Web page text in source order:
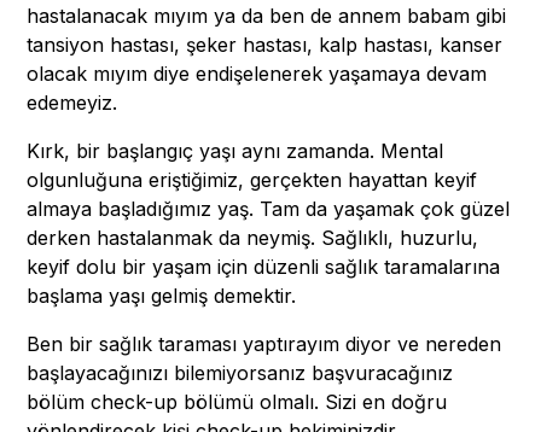
hastalanacak mıyım ya da ben de annem babam gibi
tansiyon hastası, şeker hastası, kalp hastası, kanser
olacak mıyım diye endişelenerek yaşamaya devam
edemeyiz.
Kırk, bir başlangıç yaşı aynı zamanda. Mental
olgunluğuna eriştiğimiz, gerçekten hayattan keyif
almaya başladığımız yaş. Tam da yaşamak çok güzel
derken hastalanmak da neymiş. Sağlıklı, huzurlu,
keyif dolu bir yaşam için düzenli sağlık taramalarına
başlama yaşı gelmiş demektir.
Ben bir sağlık taraması yaptırayım diyor ve nereden
başlayacağınızı bilemiyorsanız başvuracağınız
bölüm check-up bölümü olmalı. Sizi en doğru